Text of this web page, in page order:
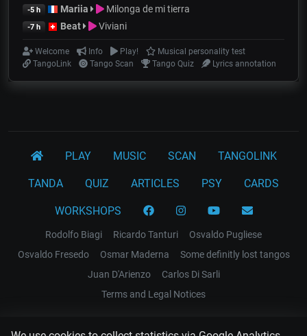
-5 h Mariia Milonga de mi tierra
-7 h Beat Viviani
Welcome Info Play!
Musical personality test
TangoLink
Tango Scan Tango Quiz Lyrics annotation
PLAY MUSIC SCAN TANGOLINK
TANDA QUIZ ARTICLES PSY CARDS
WORKSHOPS
Rodolfo Biagi Ricardo Tanturi
Osvaldo Pugliese
Osvaldo Fresedo
Osmar Maderna
Some definitly lost tangos
Juan D'Arienzo
Carlos Di Sarli
Terms and Legal Notices
EL RECODO TANGO